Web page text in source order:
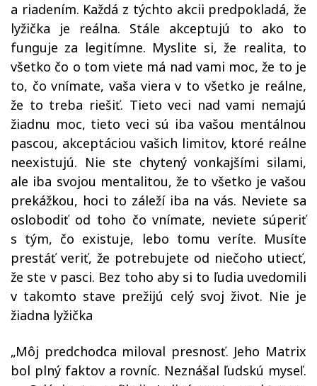
a riadením. Každá z týchto akcii predpokladá, že
lyžička je reálna. Stále akceptujú to ako to
funguje za legitímne. Myslite si, že realita, to
všetko čo o tom viete má nad vami moc, že to je
to, čo vnímate, vaša viera v to všetko je reálne,
že to treba riešiť. Tieto veci nad vami nemajú
žiadnu moc, tieto veci sú iba vašou mentálnou
pascou, akceptáciou vašich limitov, ktoré reálne
neexistujú. Nie ste chytený vonkajšími silami,
ale iba svojou mentalitou, že to všetko je vašou
prekážkou, hoci to záleží iba na vás. Neviete sa
oslobodiť od toho čo vnímate, neviete súperiť
s tým, čo existuje, lebo tomu veríte. Musíte
prestáť veriť, že potrebujete od niečoho utiecť,
že ste v pasci. Bez toho aby si to ľudia uvedomili
v takomto stave prežijú celý svoj život. Nie je
žiadna lyžička
„Môj predchodca miloval presnosť. Jeho Matrix
bol plný faktov a rovníc. Neznášal ľudskú myseľ.